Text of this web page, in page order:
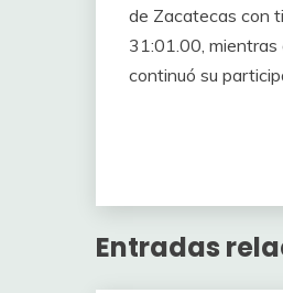
de Zacatecas con
31:01.00,
continuó su
Entradas